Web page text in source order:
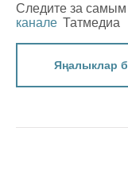
Следите за
канале Татмедиа
Яңалыклар